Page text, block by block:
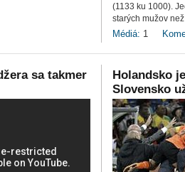
(1133 ku 1000).
starých mužov
Médiá: 1
sa takmer
Holandsko
Slovensko